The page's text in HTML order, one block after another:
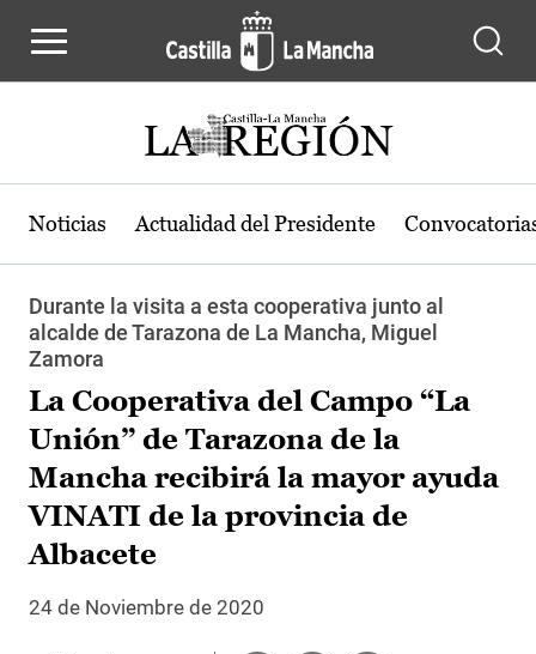
Noticias Actualidad del Presidente
Durante la visita a esta cooperativa junto al
alcalde de Tarazona de La Mancha, Miguel
Zamora
La Cooperativa del Campo “La
Unión” de Tarazona de la
Mancha recibirá la mayor ayuda
VINATI de la provincia de
Albacete
24 de Noviembre de 2020